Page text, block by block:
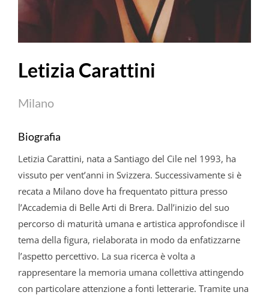
Letizia Carattini
Milano
Biografia
Letizia Carattini, nata a Santiago del Cile nel 1993, ha
vissuto per vent’anni in Svizzera. Successivamente si è
recata a Milano dove ha frequentato pittura presso
l’Accademia di Belle Arti di Brera. Dall’inizio del suo
percorso di maturità umana e artistica approfondisce il
tema della figura, rielaborata in modo da enfatizzarne
l’aspetto percettivo. La sua ricerca è volta a
rappresentare la memoria umana collettiva attingendo
con particolare attenzione a fonti letterarie. Tramite una